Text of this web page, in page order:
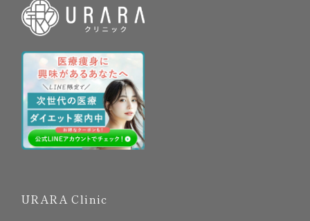
URARA Clinic